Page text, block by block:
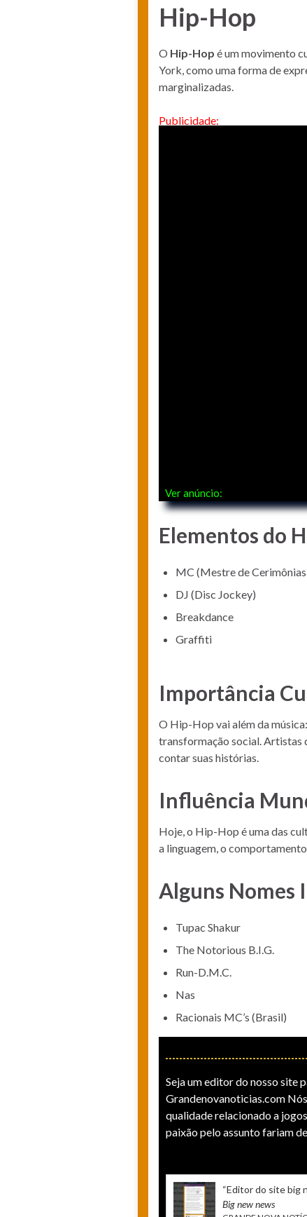
Hip-Hop
O Hip-Hop é um movimento
York, como uma forma de
marginalizadas.
Publicidade:
Ver anúncio:
Elementos do
MC (Mestre de
DJ (Disc Jockey)
Breakdance
Graffiti
Importância
O Hip-Hop vai além da
transformação social. Artistas
contar suas histórias.
Influência
Hoje, o Hip-Hop é uma das
a linguagem, o
Alguns Nomes
Tupac Shakur
The Notorious B.I.G.
Run-D.M.C.
Nas
Racionais MC’s (Brasil)
Seja um editor do nosso site
Grandenovanoticias.com
qualidade relacionado a
paixão pelo assunto fariam
“ Editor do site big
Big new news